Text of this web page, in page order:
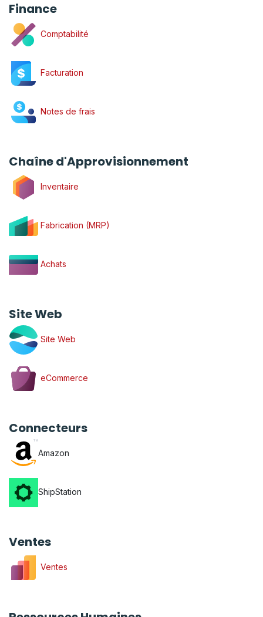
Finance
Comptabilité
Facturation
Notes de frais
Chaîne d'Approvisionnement
Inventaire
Fabrication (MRP)
Achats
​Site Web
Site Web
eCommerce
Connecteurs
Amazon
ShipStation
Ventes
Ventes